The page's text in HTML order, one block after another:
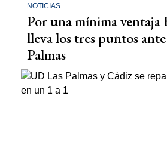
NOTICIAS
Por una mínima ventaja
lleva los tres puntos
Palmas